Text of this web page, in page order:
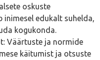
oskuste
inimesel edukalt suhelda,
kogukonda.
Väärtuste ja normide
käitumist ja otsuste